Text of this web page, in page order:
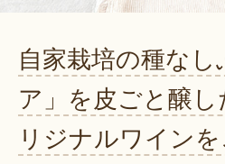
自家栽培の種な
ア」を皮ごと醸
リジナルワイン